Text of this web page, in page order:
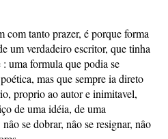
com tanto prazer, é porque forma
um verdadeiro escritor, que tinha
uma formula que podia se
mas que sempre ia direto
proprio ao autor e inimitavel,
de uma idéia, de uma
se dobrar, nâo se resignar, nâo